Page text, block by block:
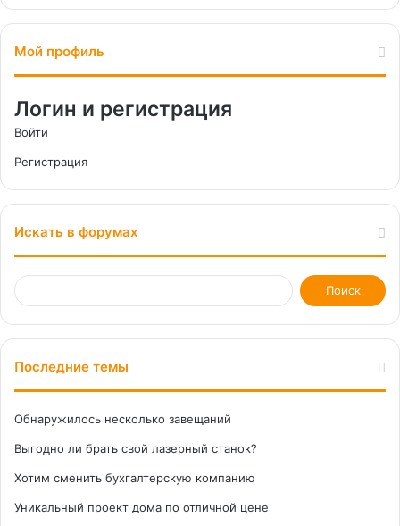
Мой профиль
Логин и регистрация
Войти
Регистрация
Искать в форумах
Последние темы
Обнаружилось несколько завещаний
Выгодно ли брать свой лазерный станок?
Хотим сменить бухгалтерскую компанию
Уникальный проект дома по отличной цене